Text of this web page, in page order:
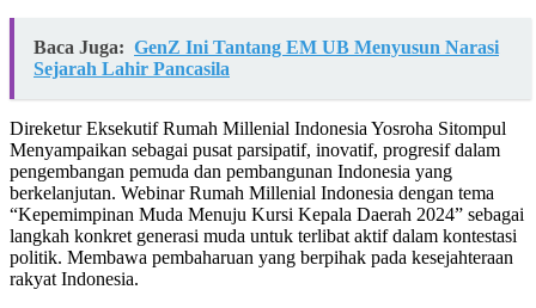
Baca Juga: GenZ Ini Tantang EM UB Menyusun Narasi
Sejarah Lahir Pancasila
Direketur Eksekutif Rumah Millenial Indonesia Yosroha Sitompul
Menyampaikan sebagai pusat parsipatif, inovatif, progresif dalam
pengembangan pemuda dan pembangunan Indonesia yang
berkelanjutan. Webinar Rumah Millenial Indonesia dengan tema
“Kepemimpinan Muda Menuju Kursi Kepala Daerah 2024” sebagai
langkah konkret generasi muda untuk terlibat aktif dalam kontestasi
politik. Membawa pembaharuan yang berpihak pada kesejahteraan
rakyat Indonesia.